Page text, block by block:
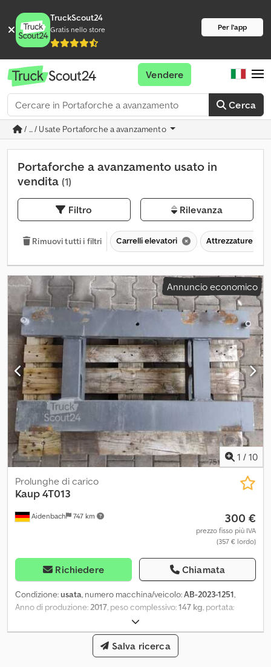
TruckScout24
Gratis nello store Per l'app
Cerca
Vendere
/ ... / Usate Portaforche a avanzamento
Portaforche a avanzamento usato in
vendita (1)
Filtro Rilevanza
Rimuovi tutti i filtri Carrelli elevatori Attrezzature
Annuncio economico
1 / 10
Aidenbach 747 km
Prolunghe di carico
Kaup4T013
300 €
prezzo fisso più IVA
(357 € lordo)
Richiedere Chiamata
Condizione:usata, numero macchina/veicolo:AB-2023-1251,
Anno di produzione:2017, peso complessivo:147 kg, portata:
600 mm
(max.):950 mm, Salvo vendita, modifiche e possibili errori riservati.
Csdow Atavjpfx Apneha
Salva ricerca